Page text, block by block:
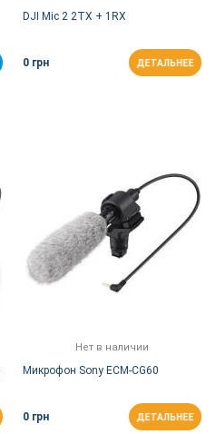
DJI Mic 2 2TX + 1RX
0 грн ДЕТАЛЬНЕЕ
Нет в наличии
Микрофон Sony ECM-CG60
0 грн ДЕТАЛЬНЕЕ